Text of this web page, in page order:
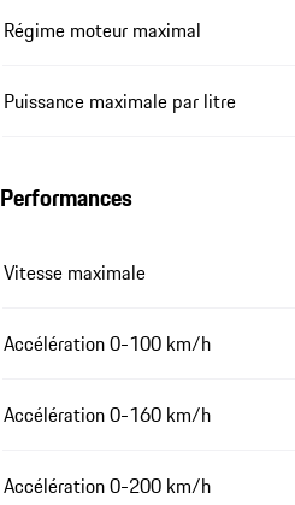
Régime moteur maximal
Puissance maximale par litre
Performances
Vitesse maximale
Accélération 0-100 km/h
Accélération 0-160 km/h
Accélération 0-200 km/h